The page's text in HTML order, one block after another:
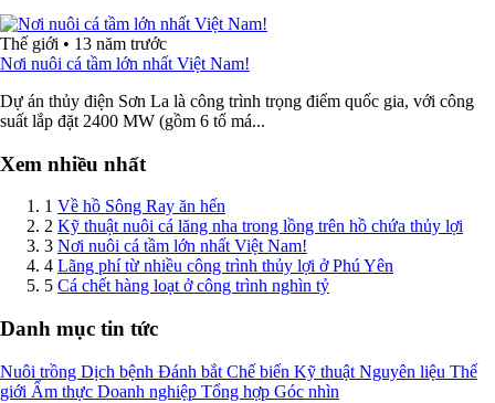
Thế giới • 13 năm trước
Nơi nuôi cá tầm lớn nhất Việt Nam!
Dự án thủy điện Sơn La là công trình trọng điểm quốc gia, với công
suất lắp đặt 2400 MW (gồm 6 tổ má...
Xem nhiều nhất
1 Về hồ Sông Ray ăn hến
2 Kỹ thuật nuôi cá lăng nha trong lồng trên hồ chứa thủy lợi
3 Nơi nuôi cá tầm lớn nhất Việt Nam!
4 Lãng phí từ nhiều công trình thủy lợi ở Phú Yên
5 Cá chết hàng loạt ở công trình nghìn tỷ
Danh mục tin tức
Nuôi trồng Dịch bệnh Đánh bắt Chế biến Kỹ thuật Nguyên liệu Thế
giới Ẩm thực Doanh nghiệp Tổng hợp Góc nhìn